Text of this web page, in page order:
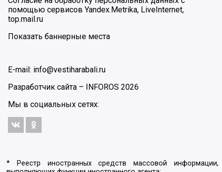
помощью сервисов Yandex.Metrika, LiveInternet,
top.mail.ru
Показать баннерные места
E-mail: info@vestiharabali.ru
Разработчик сайта – INFOROS 2026
Мы в социальных сетях:
* Реестр иностранных средств массовой информации,